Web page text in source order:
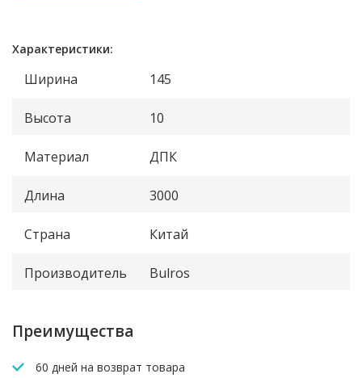
Характеристики:
Ширина 145
Высота 10
Материал ДПК
Длина 3000
Страна Китай
Производитель Bulros
Преимущества
60 дней на возврат товара